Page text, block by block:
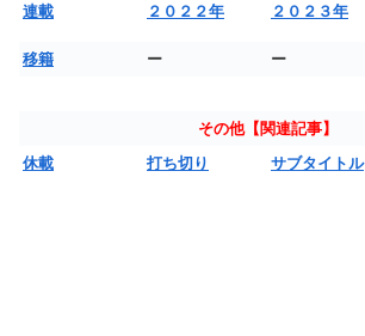
連載 ２０２２年 ２０２３年
移籍 ー ー
その他【関連記事】
休載
打ち切り サブタイトル